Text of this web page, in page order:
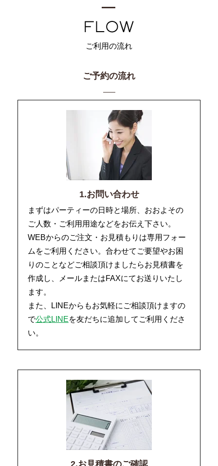
ご利用の流れ
ご予約の流れ
1.お問い合わせ
まずはパーティーの日時と場所、おおよその
ご人数・ご利用用途などをお伝え下さい。
WEBからのご注文・お見積もりは専用フォー
ムをご利用ください。合わせてご要望やお困
りのことなどご相談頂けましたらお見積書を
作成し、メールまたはFAXにてお送りいたし
ます。
また、LINEからもお気軽にご相談頂けますの
で公式LINEを友だちに追加してご利用くださ
い。